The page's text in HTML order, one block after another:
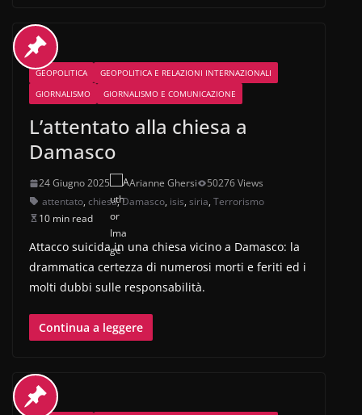
GEOPOLITICA
GEOPOLITICA E RELAZIONI INTERNAZIONALI
GIORNALISMO
GIORNALISMO E COMUNICAZIONE
L’attentato alla chiesa a
Damasco
24 Giugno 2025 Arianne Ghersi
50276 Views
attentato, chiesa,Damasco, isis, siria, Terrorismo
10 min read
Attacco suicida in una chiesa vicino a Damasco: la
drammatica certezza di numerosi morti e feriti ed i
molti dubbi sulle responsabilità.
Continua a leggere